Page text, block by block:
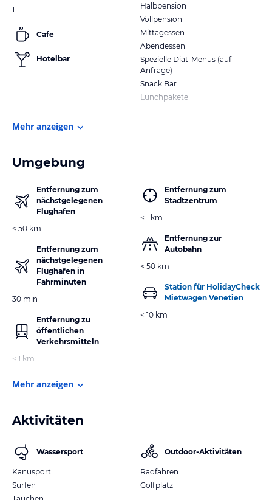
1
Cafe
Hotelbar
Halbpension
Vollpension
Mittagessen
Abendessen
Spezielle Diät-Menüs (auf
Anfrage)
Snack Bar
Lunchpakete
Mehr anzeigen
Umgebung
Entfernung zum
nächstgelegenen
Flughafen
< 50 km
Entfernung zum
nächstgelegenen
Flughafen in
Fahrminuten
30 min
Entfernung zu
öffentlichen
Verkehrsmitteln
< 1 km
Entfernung zum
Stadtzentrum
< 1 km
Entfernung zur
Autobahn
< 50 km
Station für HolidayCheck
Mietwagen Venetien
< 10 km
Mehr anzeigen
Aktivitäten
Wassersport
Kanusport
Surfen
Outdoor-Aktivitäten
Radfahren
Golfplatz